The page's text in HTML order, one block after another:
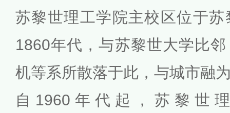
苏黎世理工学院主校区位于
1860年代，与苏黎世大学比
机等系所散落于此，与城市融
自1960年代起，苏黎世